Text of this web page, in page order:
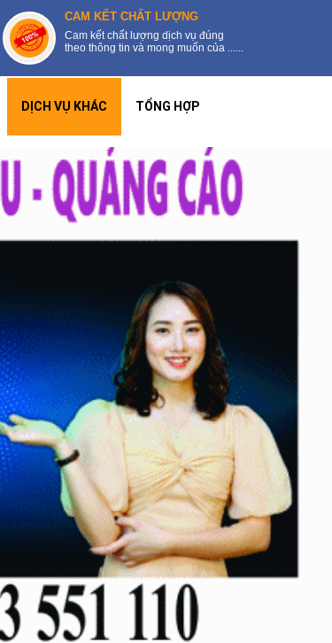
CAM KẾT CHẤT LƯỢNG
Cam kết chất lượng dịch vụ đúng
theo thông tin và mong muốn của ......
DỊCH VỤ KHÁC TỔNG HỢP